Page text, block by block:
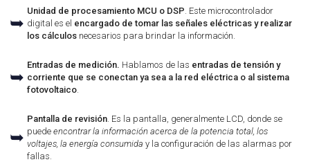
➥
Unidad de procesamiento MCU o DSP . Este microcontrolador
digital es el encargado de tomar las señales eléctricas y realizar
los cálculos necesarios para brindar la información.
➥
Entradas de medición. Hablamos de las entradas de tensión y
corriente que se conectan ya sea a la red eléctrica o al sistema
fotovoltaico
➥
Pantalla de revisión . Es la pantalla, generalmente LCD, donde se
puede encontrar la información acerca de la potencia total, los
voltajes, la energía consumida y la configuración de las alarmas por
fallas.